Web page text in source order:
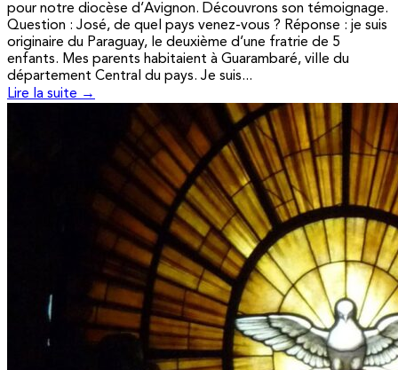
pour notre diocèse d’Avignon. Découvrons son témoignage.
Question : José, de quel pays venez-vous ? Réponse : je suis
originaire du Paraguay, le deuxième d’une fratrie de 5
enfants. Mes parents habitaient à Guarambaré, ville du
département Central du pays. Je suis...
Lire la suite →